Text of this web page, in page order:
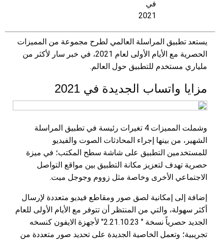
يستعد تطبيق المراسلة العالمي لطرح مجموعة من المميزات
الحصرية مع الأيام الأولى لعام 2021، في خبر سار لأكثر من
ملياري مستخدم للتطبيق حول العالم.
مزايا واتساب الجديدة في 2021
وشملت المميزات 4 تغيرات رئيسة في تطبيق المراسلة
الشهير، من بينها إجراء المحادثات الصوت والفيديو
للمستخدمين التطبيق على شاشة سطح المكتب؛ في ميزة
حصرية تهدف لتعزيز مكانة التطبيق بين مواقع التواصل
الاجتماعي الأخرى وخاصة مثل زووم وجوجل ميت.
إضافة إلى إمكانية لصق صور ومقاطع فيديو متعددة لإرسال
أكثر سهولة، والتي من المنتظر أن تتوفر مع الأيام الأولى للعام
الجديد حصرياً نسخة " 2.21.10.23" لأجهزة الايفون كنسخه
تجريبية؛ وتعمل الخاصية الجديدة على تحديد صور متعددة من